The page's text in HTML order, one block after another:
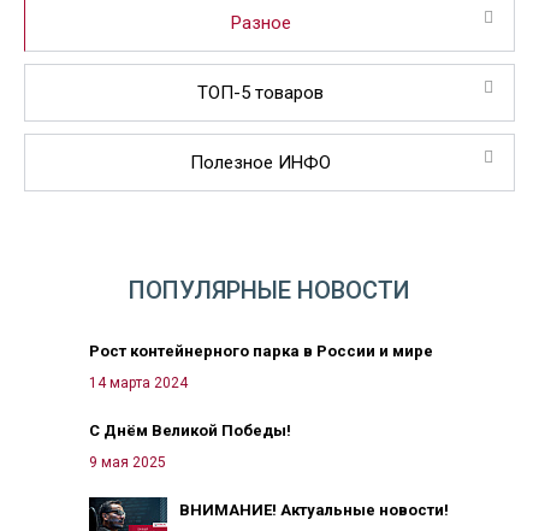
Разное
ТОП-5 товаров
Полезное ИНФО
ПОПУЛЯРНЫЕ НОВОСТИ
Рост контейнерного парка в России и мире
14 марта 2024
С Днём Великой Победы!
9 мая 2025
ВНИМАНИЕ! Актуальные новости!